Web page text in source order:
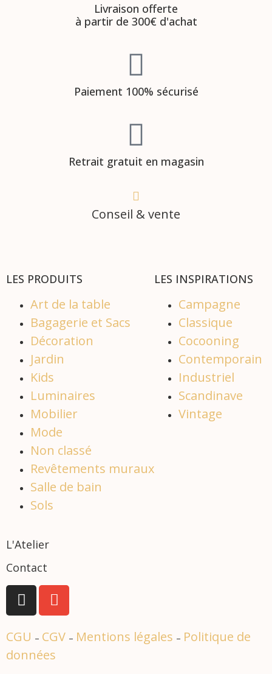
Livraison offerte
à partir de 300€ d'achat
Paiement 100% sécurisé
Retrait gratuit en magasin
Conseil & vente
LES PRODUITS
Art de la table
Bagagerie et Sacs
Décoration
Jardin
Kids
Luminaires
Mobilier
Mode
Non classé
Revêtements muraux
Salle de bain
Sols
LES INSPIRATIONS
Campagne
Classique
Cocooning
Contemporain
Industriel
Scandinave
Vintage
L'Atelier
Contact
CGU – CGV – Mentions légales – Politique de
données